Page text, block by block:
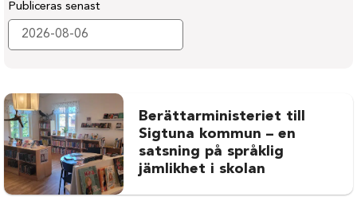
Publiceras senast
Berättarministeriet till
Sigtuna kommun – en
satsning på språklig
jämlikhet i skolan